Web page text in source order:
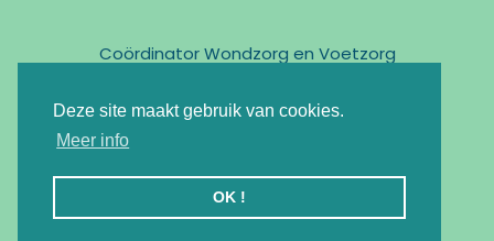
Deze site maakt gebruik van cookies.
Meer info
OK !
Coördinator Wondzorg en Voetzorg
marc@cnpv.be
Registratie KMO-Portefeuille : DV.O105524